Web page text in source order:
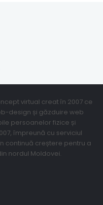
virtual creat în 2007 ce
design și găzduire web
persoanelor fizice și
împreună cu serviciul
în continuă creștere pentru a
nordul Moldovei.